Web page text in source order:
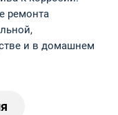
ремонта
и в домашнем